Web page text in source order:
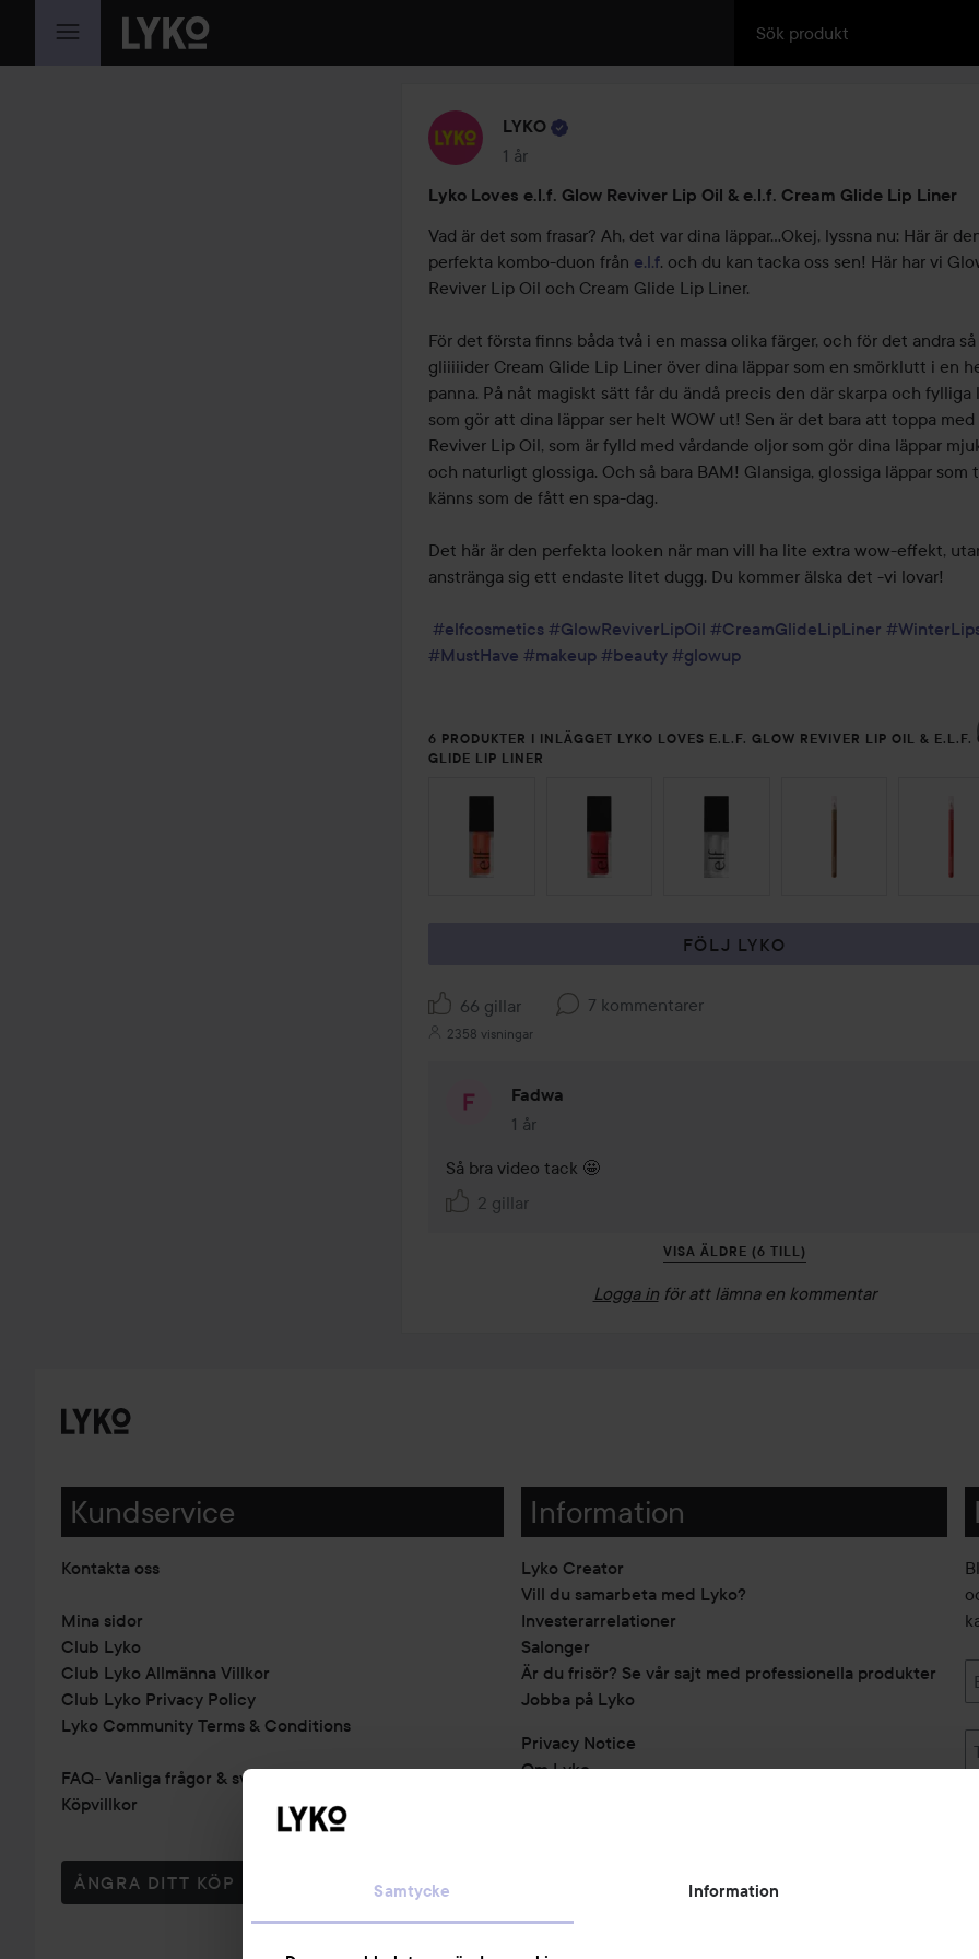
Samtycke Information
HOPPA TILL INNEHÅLLET
LYKO
1 år
Inlägget skapades 1 år
Lyko Loves e.l.f. Glow Reviver Lip Oil & e.l.f. Cream Glide Lip Liner
Vad är det som frasar? Ah, det var dina läppar…Okej, lyssna nu: Här är
perfekta kombo-duon från e.l.f. och du kan tacka oss sen! Här har vi
Reviver Lip Oil och Cream Glide Lip Liner.
För det första finns båda två i en massa olika färger, och för det andra så
gliiiiider Cream Glide Lip Liner över dina läppar som en smörklutt i en
panna. På nåt magiskt sätt får du ändå precis den där skarpa och fylliga
som gör att dina läppar ser helt WOW ut! Sen är det bara att toppa med
Reviver Lip Oil, som är fylld med vårdande oljor som gör dina läppar
och naturligt glossiga. Och så bara BAM! Glansiga, glossiga läppar som
känns som de fått en spa-dag.
Det här är den perfekta looken när man vill ha lite extra wow-effekt,
anstränga sig ett endaste litet dugg. Du kommer älska det -vi lovar!
#elfcosmetics #GlowReviverLipOil #CreamGlideLipLiner
#MustHave #makeup #beauty #glowup
6 PRODUKTER I INLÄGGET LYKO LOVES E.L.F. GLOW REVIVER LIP OIL & E.L.F.
GLIDE LIP LINER
FÖLJ LYKO
66 gillar 7 kommentarer
2358 visningar
Fadwa
1 år
Kommentaren lades 1 år
Så bra video tack 🤩
2 gillar
VISA ÄLDRE (6 TILL)
Logga in för att lämna en kommentar
Kundservice
Kontakta oss
Mina sidor
Club Lyko
Club Lyko Allmänna Villkor
Club Lyko Privacy Policy
Lyko Community Terms & Conditions
FAQ- Vanliga frågor & svar
Köpvillkor
ÅNGRA DITT KÖP
Information
Lyko Creator
Vill du samarbeta med Lyko?
Investerarrelationer
Salonger
Är du frisör? Se vår sajt med professionella produkter
Jobba på Lyko
Privacy Notice
Om Lyko
Michael Edwards Fragrances of the World
Cookie Consent